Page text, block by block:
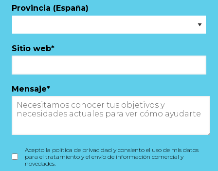
Provincia (España)
Sitio web*
Mensaje*
Acepto la política de privacidad y consiento el uso de mis datos
para el tratamiento y el envío de información comercial y
novedades.